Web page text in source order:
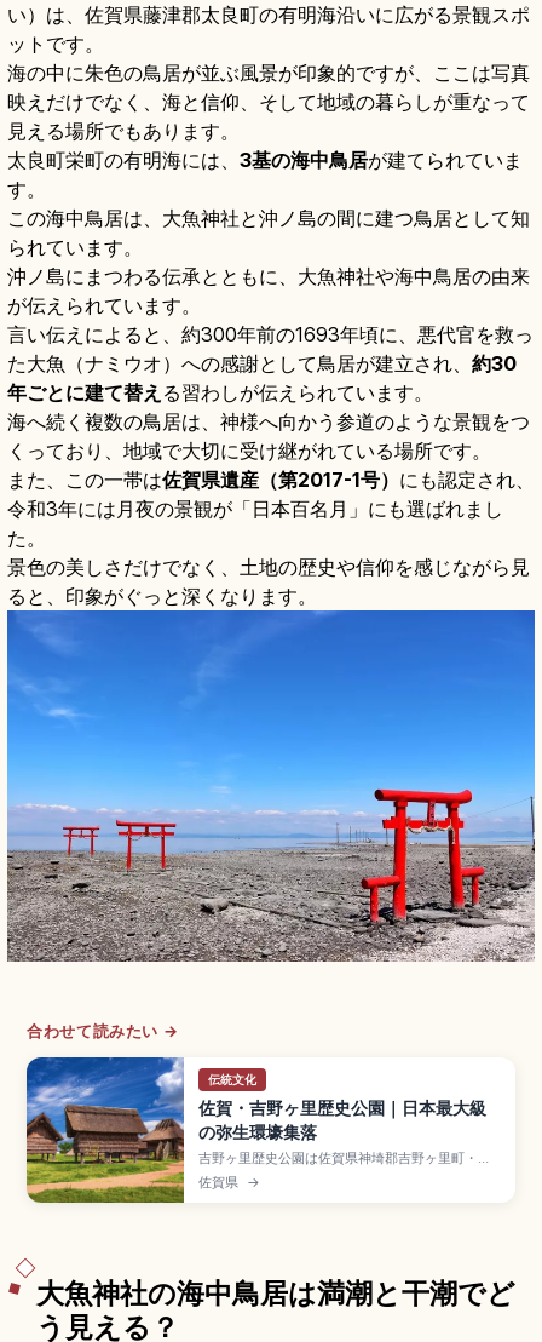
い）は、佐賀県藤津郡太良町の有明海沿いに広がる景観スポ
ットです。
海の中に朱色の鳥居が並ぶ風景が印象的ですが、ここは写真
映えだけでなく、海と信仰、そして地域の暮らしが重なって
見える場所でもあります。
太良町栄町の有明海には、 3基の海中鳥居が建てられていま
す。
この海中鳥居は、大魚神社と沖ノ島の間に建つ鳥居として知
られています。
沖ノ島にまつわる伝承とともに、大魚神社や海中鳥居の由来
が伝えられています。
言い伝えによると、約300年前の1693年頃に、悪代官を救っ
た大魚（ナミウオ）への感謝として鳥居が建立され、 約30
年ごとに建て替え る習わしが伝えられています。
海へ続く複数の鳥居は、神様へ向かう参道のような景観をつ
くっており、地域で大切に受け継がれている場所です。
また、この一帯は佐賀県遺産（第2017-1号） にも認定され、
令和3年には月夜の景観が「日本百名月」にも選ばれまし
た。
景色の美しさだけでなく、土地の歴史や信仰を感じながら見
ると、印象がぐっと深くなります。
合わせて読みたい →
伝統文化
佐賀・吉野ヶ里歴史公園｜日本最大級
の弥生環壕集落
吉野ヶ里歴史公園は佐賀県神埼郡吉野ヶ里町・神
埼市にまたがる日本最大級の弥生時代環壕集落跡
で、紀元前5世紀〜紀元後3世紀の集落として国の
佐賀県 →
大魚神社の海中鳥居は満潮と干潮でど
う見える？